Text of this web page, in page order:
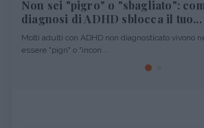
Non sei "pigro" o "sbagliato":
diagnosi di ADHD sblocca il tuo...
Molti adulti con ADHD non diagnosticato vivono
essere "pigri" o "incon...